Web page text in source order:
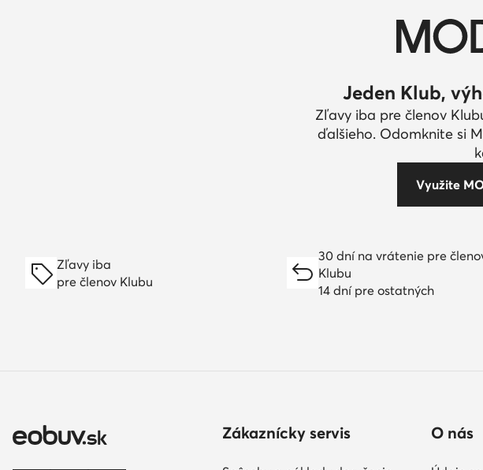
Jeden Klub,
Zľavy iba pre členov
ďalšieho. Odomknite si
Využite
Zľavy iba
pre členov Klubu
30 dní na vrátenie pre
Klubu
14 dní pre ostatných
Zákaznícky servis O nás